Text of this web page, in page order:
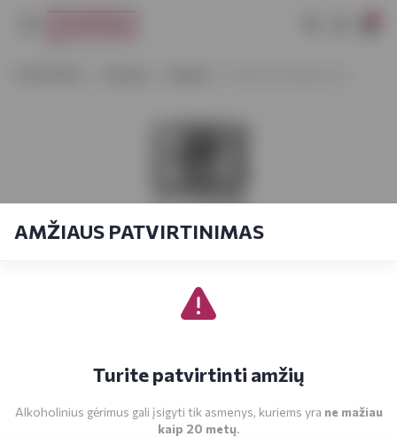
AMŽIAUS PATVIRTINIMAS
Turite patvirtinti amžių
Alkoholinius gėrimus gali įsigyti tik asmenys, kuriems yra ne mažiau
kaip 20 metų.